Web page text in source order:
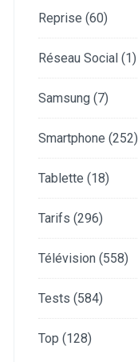
Reprise (60)
Réseau Social (1)
Samsung (7)
Smartphone (252)
Tablette (18)
Tarifs (296)
Télévision (558)
Tests (584)
Top (128)